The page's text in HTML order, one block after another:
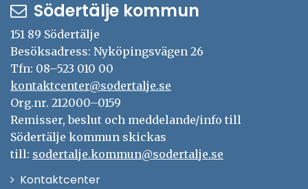
Södertälje kommun
151 89 Södertälje
Besöksadress: Nyköpingsvägen 26
Tfn: 08–523 010 00
kontaktcenter@sodertalje.se
Org.nr. 212000–0159
Remisser, beslut och meddelande/info till
Södertälje kommun skickas
till: sodertalje.kommun@sodertalje.se
KontaktcenterÖppna